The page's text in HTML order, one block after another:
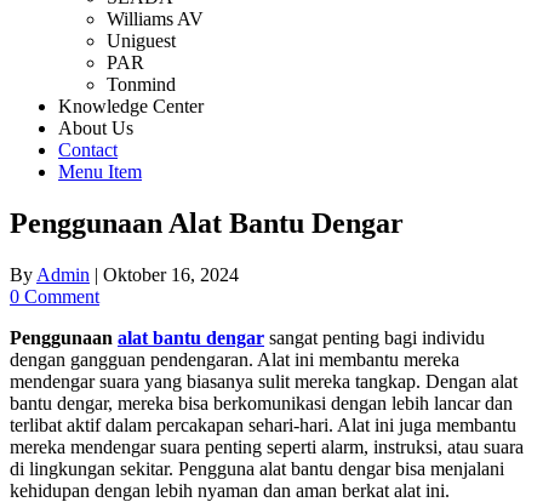
Williams AV
Uniguest
PAR
Tonmind
Knowledge Center
About Us
Contact
Menu Item
Penggunaan Alat Bantu Dengar
By Admin | Oktober 16, 2024
0 Comment
Penggunaan alat bantu dengar sangat penting bagi individu
dengan gangguan pendengaran. Alat ini membantu mereka
mendengar suara yang biasanya sulit mereka tangkap. Dengan alat
bantu dengar, mereka bisa berkomunikasi dengan lebih lancar dan
terlibat aktif dalam percakapan sehari-hari. Alat ini juga membantu
mereka mendengar suara penting seperti alarm, instruksi, atau suara
di lingkungan sekitar. Pengguna alat bantu dengar bisa menjalani
kehidupan dengan lebih nyaman dan aman berkat alat ini.